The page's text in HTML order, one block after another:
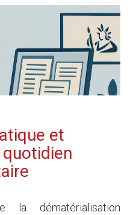
et
dématérialisation